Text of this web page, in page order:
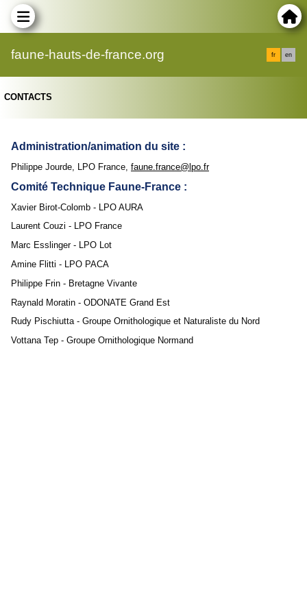
faune-hauts-de-france.org fr en
CONTACTS
Administration/animation du site :
Philippe Jourde, LPO France, faune.france@lpo.fr
Comité Technique Faune-France :
Xavier Birot-Colomb - LPO AURA
Laurent Couzi - LPO France
Marc Esslinger - LPO Lot
Amine Flitti - LPO PACA
Philippe Frin - Bretagne Vivante
Raynald Moratin - ODONATE Grand Est
Rudy Pischiutta - Groupe Ornithologique et Naturaliste du Nord
Vottana Tep - Groupe Ornithologique Normand